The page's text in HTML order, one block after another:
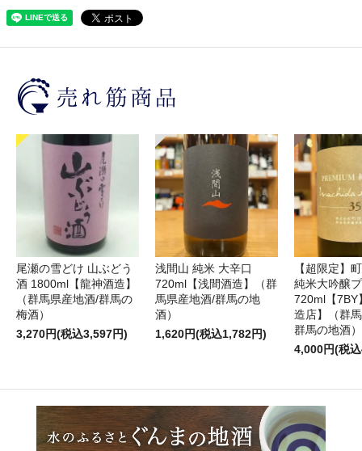
尾瀬の雪どけ 山ぶどう
酒 1800ml【龍神酒造】
（群馬県産地酒/群馬の
梅酒）
3,270円(税込3,597円)
浅間山 純米 大辛口
720ml【浅間酒造】（群
馬県産地酒/群馬の地
酒）
1,620円(税込1,782円)
【超限定】
純米大吟醸
720ml【7BY
造店】（群
群馬の地酒）
4,000円(税